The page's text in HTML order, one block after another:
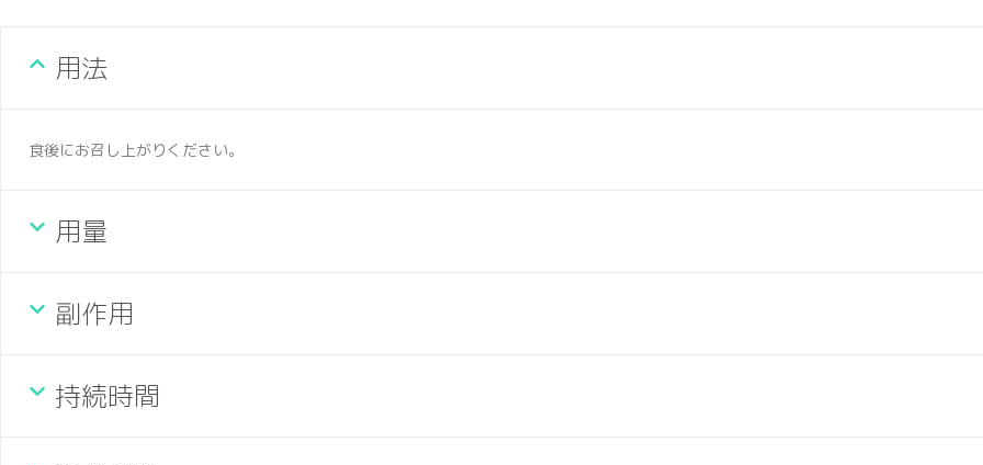
用法
食後にお召し上がりください。
用量
副作用
持続時間